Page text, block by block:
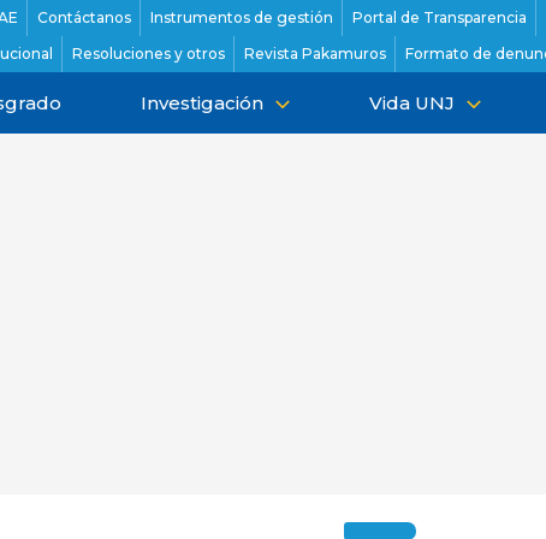
Contáctanos Instrumentos de gestión Portal de Transparencia
Resoluciones y otros Revista Pakamuros Formato de
Investigación Vida UNJ